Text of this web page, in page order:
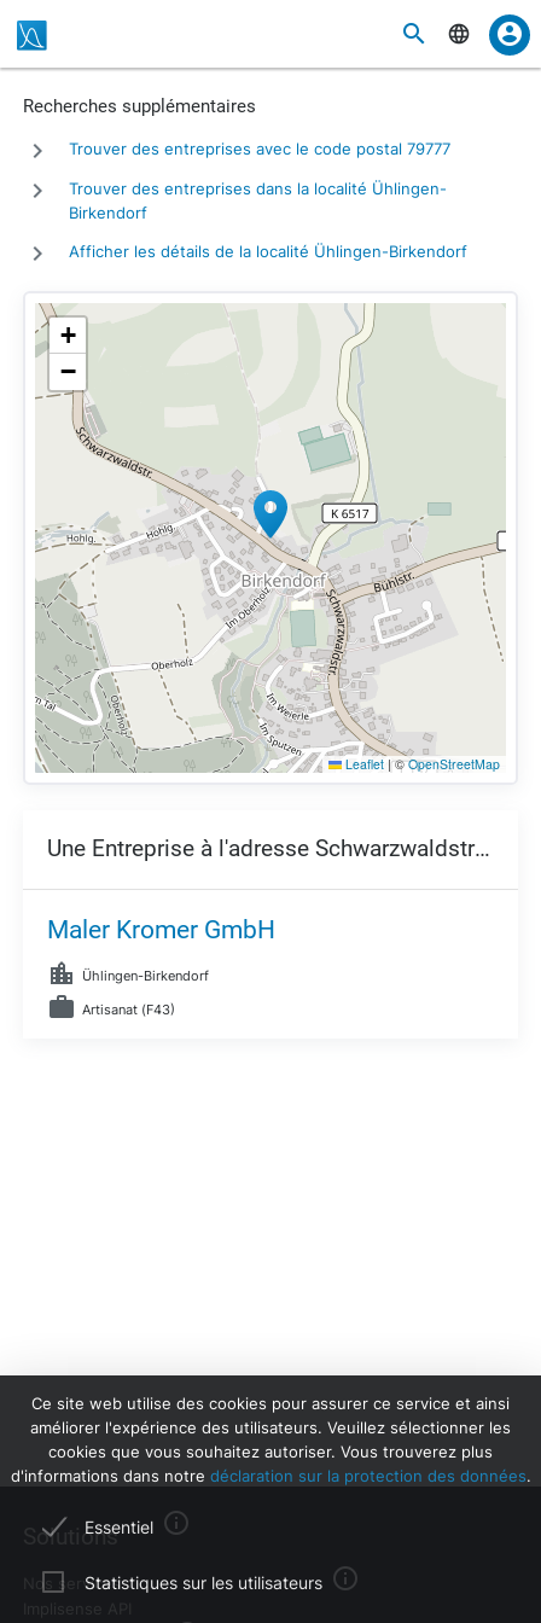
Une Entreprise à l'adresse Schwarzwaldstraße 23,
Maler Kromer GmbH
Ühlingen-Birkendorf
Artisanat (F43)
Recherches supplémentaires
Trouver des entreprises avec le code postal 79777
Trouver des entreprises dans la localité Ühlingen-
Birkendorf
Afficher les détails de la localité Ühlingen-Birkendorf
+
−
Leaflet |©OpenStreetMap
Solutions
Nos services
Ce site web utilise des cookies pour assurer ce service et ainsi
améliorer l'expérience des utilisateurs. Veuillez sélectionner les
cookies que vous souhaitez autoriser. Vous trouverez plus
d'informations dans notre déclaration sur la protection des données.
Essentiel
Certains cookies de ce site sont nécessaires à la
fonctionnalité de ce service ou améliorent l'expérience de
Statistiques sur les utilisateurs